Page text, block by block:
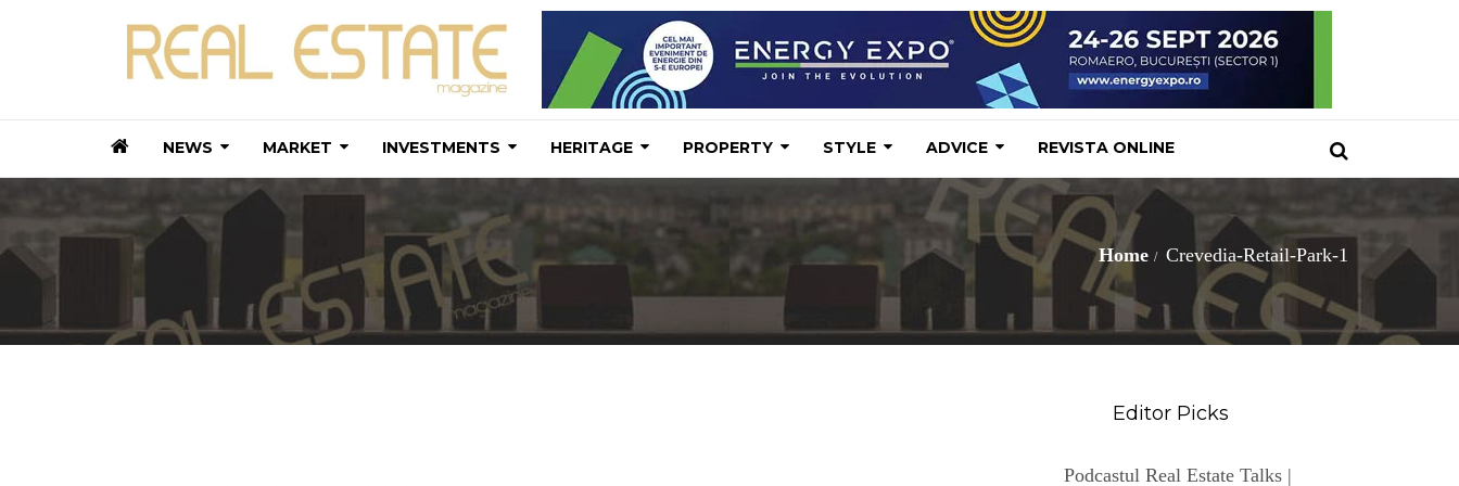
NEWS MARKET INVESTMENTS HERITAGE PROPERTY STYLE ADVICE REVISTA ONLINE
Home Crevedia-Retail-Park-1
Editor Picks
Podcastul Real Estate Talks |